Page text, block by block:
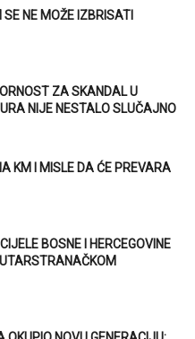
NE MOŽE IZBRISATI
ZA SKANDAL U
NIJE NESTALO SLUČAJNO
KM I MISLE DA ĆE PREVARA
BOSNE I HERCEGOVINE